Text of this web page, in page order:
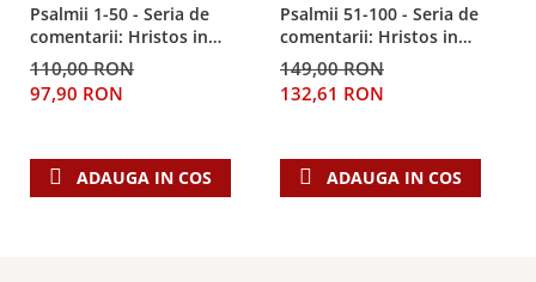
Psalmii 1-50 - Seria de
comentarii: Hristos in
centru
110,00 RON
97,90 RON
ADAUGA IN COS
Psalmii 51-100 - Seria de
comentarii: Hristos in
centru
149,00 RON
132,61 RON
ADAUGA IN COS